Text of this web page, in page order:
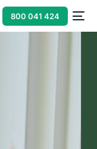
800 041 424